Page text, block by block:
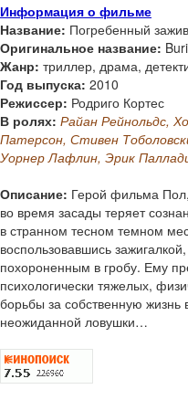
Информация о фильме
Название: Погребенный
Оригинальное название:
Жанр: триллер, драма,
Год выпуска: 2010
Режиссер: Родриго Кортес
В ролях: Райан Рейнольдс,
Патерсон, Стивен
Уорнер Лафлин, Эрик
Описание: Герой фильма
во время засады теряет
в странном тесном темном
воспользовавшись
похороненным в гробу. Ему
психологически тяжелых,
борьбы за собственную жизнь
неожиданной ловушки…